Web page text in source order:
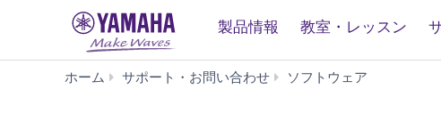
製品情報 教室・レッスン
ホーム サポート・お問い合わせ ソフトウェア